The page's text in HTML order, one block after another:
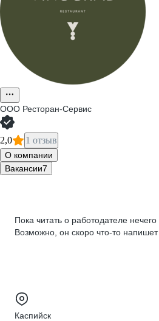
ООО Ресторан-Сервис
2,0 1 отзыв
О компании
Вакансии7
Пока читать о работодателе нечего
Возможно, он скоро что‑то напишет
Каспийск